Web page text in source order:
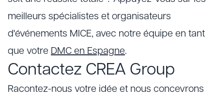
meilleurs spécialistes et organisateurs
d'événements MICE, avec notre équipe en tant
que votre DMC en Espagne.
Contactez CREA Group
Racontez-nous votre idée et nous concevrons